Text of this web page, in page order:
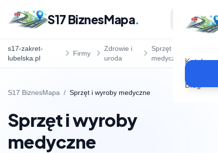
S17 BiznesMapa.
Katalog
Blog
s17-zakret-
lubelska.pl
Firmy
Zdrowie i
uroda
Sprzęt i wyroby
medyczne
S17 BiznesMapa / Sprzęt i wyroby medyczne
Sprzęt i wyroby
medyczne